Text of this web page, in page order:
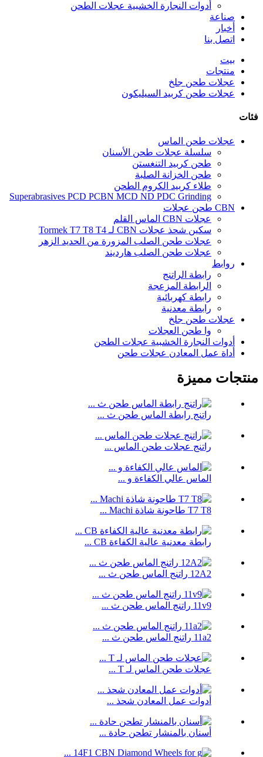
أدوات النجارة الخشبية عجلات الطحن
صناعة
أخبار
اتصل بنا
بيت
منتجات
عجلات طحن جلخ
عجلات طحن كربيد السيليكون
فئات
عجلات طحن الماس
سلسلة عجلات طحن الأسنان
طحن كربيد التنغستن
طحن الخزانة الصلبة
طلاء كربيد الكروم الطحن
Superabrasives PCD PCBN MCD ND PDC Grinding
CBN طحن عجلات
عجلات CBN الماس القلم
سكين شحذ عجلات CBN لـ Tormek T7 T8 T4
عجلات طحن الصلب المزورة من الحديد الزهر
عجلات طحن الصلب هارديند
روابط
رابطة الراتنج
الرابطة المزعجة
رابطة كهربائية
رابطة معدنية
عجلات طحن جلخ
وا طحن العجلات
أدوات النجارة الخشبية عجلات الطحن
أداة عمل المعادن عجلات طحن
منتجات مميزة
راتنج رابطة الماس طحن ث ...
راتنج عجلات طحن الماس ...
الماس عالي الكفاءة و ...
T7 T8 طاحونة شاذة Machi ...
رابطة معدنية عالية الكفاءة CB ...
12A2 راتنج الماس طحن ث ...
11v9 راتنج الماس طحن ث ...
11a2 راتنج الماس طحن ث ...
عجلات طحن الماس لـ T ...
أدوات عمل المعادن شحذ ...
أسنان بالمنشار تطحن حادة ...